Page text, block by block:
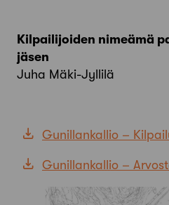
Kilpailijoiden nimeämä
jäsen
Juha Mäki-Jyllilä
Gunillankallio –
Gunillankallio –